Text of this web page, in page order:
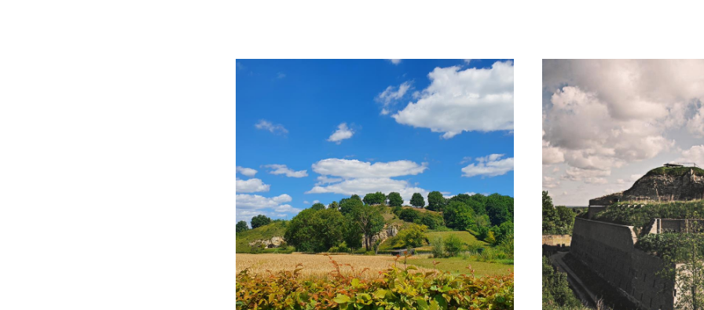
Natuurmonumenten (membres gratuits, non-membres le même
Pieter ). L'itinéraire est facile à parcourir à vélo, car vous suivez
spéciale.
Vous pouvez ensuite utiliser le système de jonctionpour revenir
départ par un itinéraire différent. Il est également possible de
cyclable eurégional : l'itinéraire ALM. L'itinéraire ALMrelie Aix-la-
Maastricht. Depuis le Vaalserberg vous pouvez rejoindre leRavel
en direction de Liège puis continuer depuis Liège par la
ensuite au point de départ sur Sint-Pietersberg.